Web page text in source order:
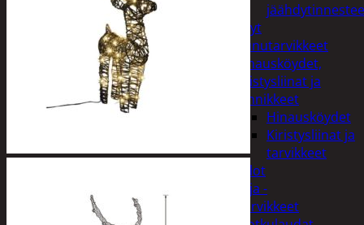
Öljyt
Perävaunutarvikkeet
Hinausköydet,
kiristysliinat ja
kiinnikkeet
Hinausköydet
Kiristysliinat ja
tarvikkeet
Valot
Rengas ja -
vannetarvikkeet